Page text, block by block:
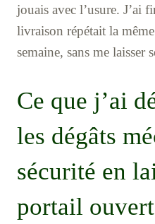
jouais avec l’usure. J’ai
livraison répétait la
semaine, sans me laisser
Ce que j’ai
les dégâts
sécurité en
portail ouvert